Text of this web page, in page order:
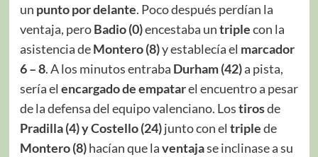
un punto por delante. Poco después perdían la
ventaja, peroBadio (0)encestaba untriplecon la
asistencia deMontero (8)y establecía el marcador
6 – 8. A los minutos entraba Durham (42)a pista,
sería el encargado de empatarel encuentro a pesar
de la defensa del equipo valenciano. Lostirosde
Pradilla (4) y Costello (24)junto con el triplede
Montero (8)hacían que laventajase inclinase a su